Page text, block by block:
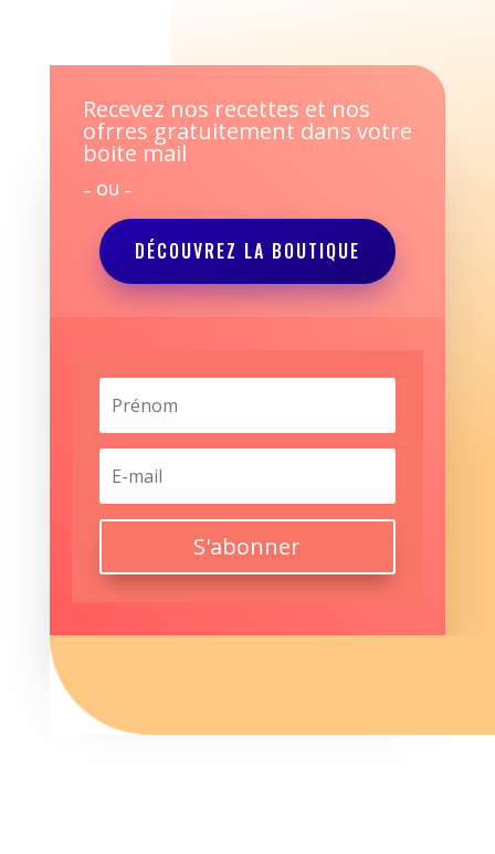
Recevez nos recettes et nos
ofrres gratuitement dans votre
boite mail
– OU –
DÉCOUVREZ LA BOUTIQUE
S'abonner